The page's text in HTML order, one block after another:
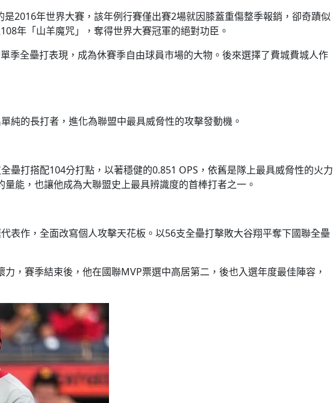
2016年世界大賽，該年例行賽僅出賽2場就因膝蓋重傷整季報銷，卻奇蹟似
年「山羊魔咒」，奪得世界大賽冠軍的絕對功臣。
季全壘打表現，成為休賽季自由球員市場的大物。後來選擇了費城費城人作
的長打者，進化為聯盟中最具威脅性的攻擊發動機。
打搭配104分打點，以著穩健的0.851 OPS，依舊是隊上最具威脅性的火力
能，也讓他成為大聯盟史上最具辨識度的首棒打者之一。
作，全面改寫個人攻擊天花板。以56支全壘打擊敗大谷翔平奪下國聯全壘
，賽季結束後，他在國聯MVP票選中高居第二，後也入選年度最佳陣容，